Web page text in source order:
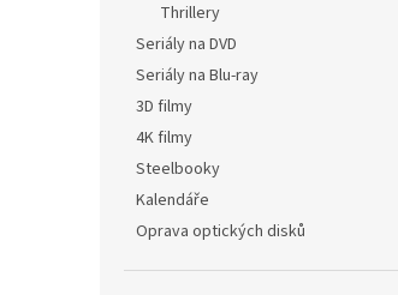
Thrillery
Seriály na DVD
Seriály na Blu-ray
3D filmy
4K filmy
Steelbooky
Kalendáře
Oprava optických disků